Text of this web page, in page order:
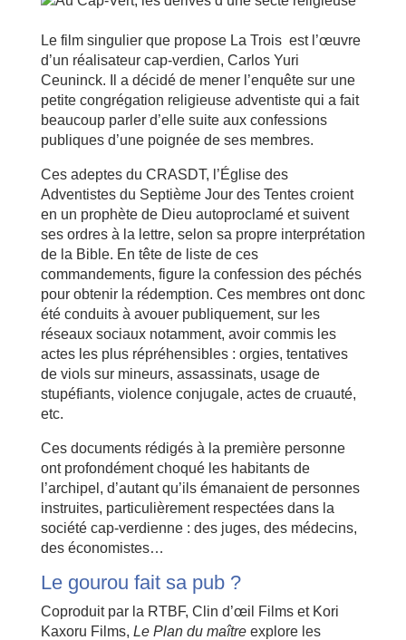
Le film singulier que propose La Trois est l’œuvre
d’un réalisateur cap-verdien, Carlos Yuri
Ceuninck. Il a décidé de mener l’enquête sur une
petite congrégation religieuse adventiste qui a fait
beaucoup parler d’elle suite aux confessions
publiques d’une poignée de ses membres.
Ces adeptes du CRASDT, l’Église des
Adventistes du Septième Jour des Tentes croient
en un prophète de Dieu autoproclamé et suivent
ses ordres à la lettre, selon sa propre interprétation
de la Bible. En tête de liste de ces
commandements, figure la confession des péchés
pour obtenir la rédemption. Ces membres ont donc
été conduits à avouer publiquement, sur les
réseaux sociaux notamment, avoir commis les
actes les plus répréhensibles : orgies, tentatives
de viols sur mineurs, assassinats, usage de
stupéfiants, violence conjugale, actes de cruauté,
etc.
Ces documents rédigés à la première personne
ont profondément choqué les habitants de
l’archipel, d’autant qu’ils émanaient de personnes
instruites, particulièrement respectées dans la
société cap-verdienne : des juges, des médecins,
des économistes…
Le gourou fait sa pub ?
Coproduit par la RTBF, Clin d’œil Films et Kori
Kaxoru Films, Le Plan du maîtreexplore les